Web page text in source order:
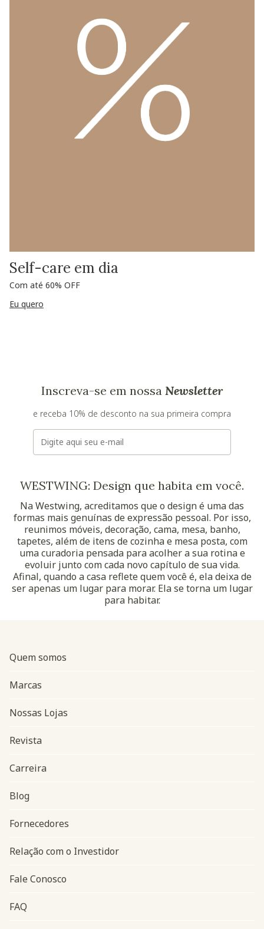
Self-care em dia
Com até 60% OFF
Eu quero
Inscreva-se em nossa Newsletter
e receba 10% de desconto na sua primeira compra
E-mail
WESTWING: Design que habita em você.
Na Westwing, acreditamos que o design é uma das
formas mais genuínas de expressão pessoal. Por isso,
reunimos móveis, decoração, cama, mesa, banho,
tapetes, além de itens de cozinha e mesa posta, com
uma curadoria pensada para acolher a sua rotina e
evoluir junto com cada novo capítulo de sua vida.
Afinal, quando a casa reflete quem você é, ela deixa de
ser apenas um lugar para morar. Ela se torna um lugar
para habitar.
Navegação do rodapé
Quem somos
Marcas
Nossas Lojas
Revista
Carreira
Blog
Fornecedores
Relação com o Investidor
Fale Conosco
FAQ